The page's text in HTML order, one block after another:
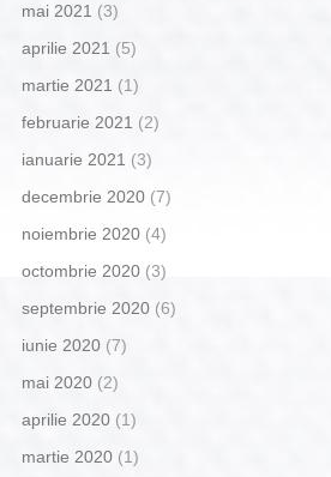
mai 2021 (3)
aprilie 2021 (5)
martie 2021 (1)
februarie 2021 (2)
ianuarie 2021 (3)
decembrie 2020(7)
noiembrie 2020(4)
octombrie 2020(3)
septembrie 2020(6)
iunie 2020(7)
mai 2020(2)
aprilie 2020(1)
martie 2020(1)